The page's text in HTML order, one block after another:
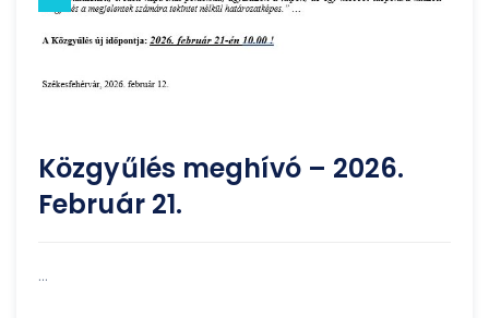
Közgyűlés meghívó – 2026.
Február 21.
...